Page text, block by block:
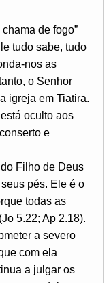
de fogo”
tudo sabe, tudo
nos as
o Senhor
igreja em Tiatira.
oculto aos
e
Filho de Deus
pés. Ele é o
todas as
5.22; Ap 2.18).
a severo
com ela
a julgar os